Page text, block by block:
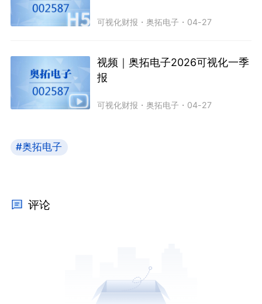
可视化财报 ・奥拓电子 ・ 04-27
视频｜奥拓电子2026可视化一季
报
可视化财报 ・奥拓电子 ・ 04-27
#奥拓电子
评论